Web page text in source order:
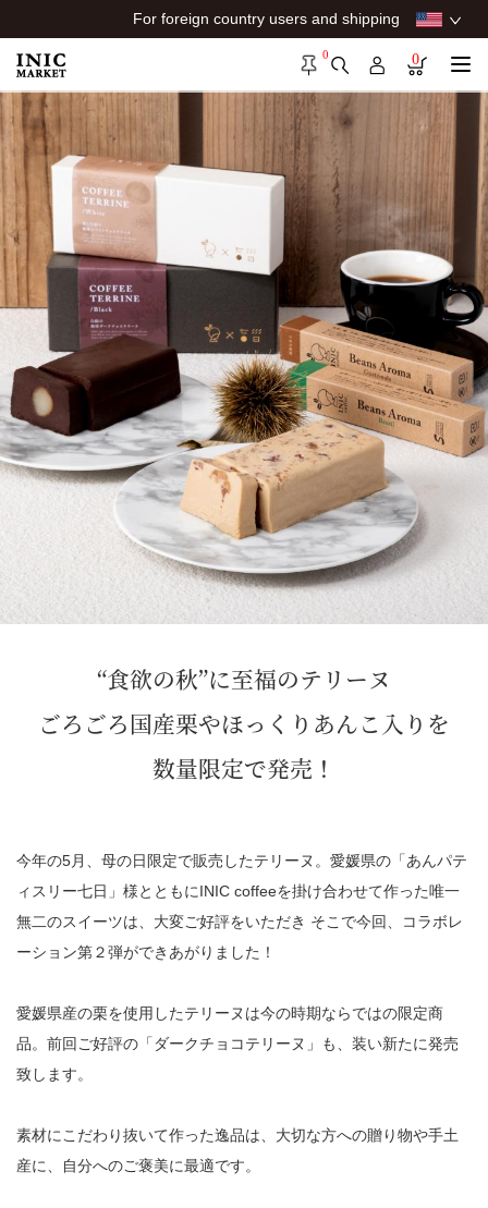
For foreign country users and shipping
0 0
“食欲の秋”に至福のテリーヌ
ごろごろ国産栗やほっくりあんこ入りを
数量限定で発売！
今年の5月、母の日限定で販売したテリーヌ。愛媛県の「あんパテ
ィスリー七日」様とともにINIC coffeeを掛け合わせて作った唯一
無二のスイーツは、大変ご好評をいただき そこで今回、コラボレ
ーション第２弾ができあがりました！
愛媛県産の栗を使用したテリーヌは今の時期ならではの限定商
品。前回ご好評の「ダークチョコテリーヌ」も、装い新たに発売
致します。
素材にこだわり抜いて作った逸品は、大切な方への贈り物や手土
産に、自分へのご褒美に最適です。